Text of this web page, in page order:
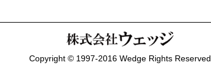
Copyright © 1997-2016 Wedge Rights Reserved